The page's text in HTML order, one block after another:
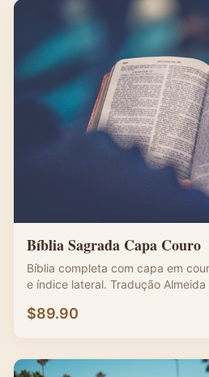
Bíblia Sagrada Capa Couro
Bíblia completa com capa em
e índice lateral. Tradução
$89.90